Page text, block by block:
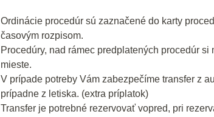
Ordinácie procedúr sú zaznačené do karty
časovým rozpisom.
Procedúry, nad rámec predplatených procedúr
mieste.
V prípade potreby Vám zabezpečíme transfer z
prípadne z letiska. (extra príplatok)
Transfer je potrebné rezervovať vopred, pri